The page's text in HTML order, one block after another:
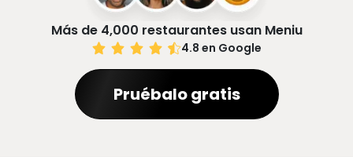
Más de 4,000 restaurantes usan Meniu
4.8 en Google
Pruébalo gratis